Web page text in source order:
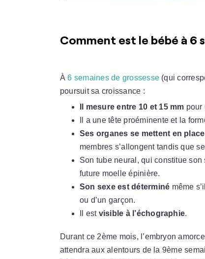
Comment est le bébé à 6
À6 semaines de grossesse (qui
poursuit sa croissance :
Il mesure entre 10 et 15 mm pour
Il a une tête proéminente et la
Ses organes se mettent en place
membres s’allongent tandis que
Son tube neural, qui constitue
future moelle épinière.
Son sexe est déterminé même
ou d’un garçon.
Il est visible à l’échographie.
Durant ce 2ème mois, l’embryon
attendra aux alentours de la 9ème